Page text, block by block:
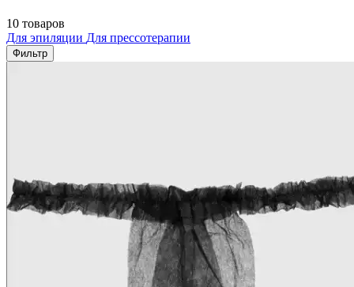
10 товаров
Для эпиляции Для прессотерапии
Фильтр